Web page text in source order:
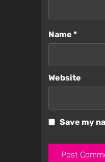
Name *
Website
Save my